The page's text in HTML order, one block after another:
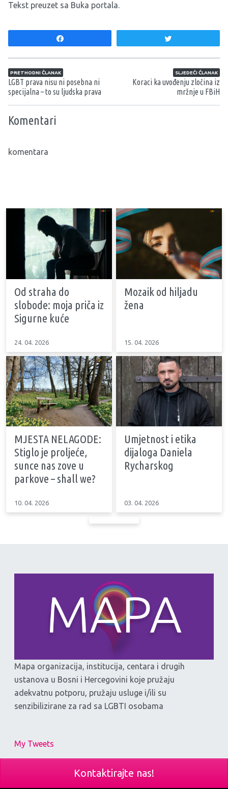
Tekst preuzet sa Buka portala.
Navigacija članaka
PRETHODNI ČLANAK
LGBT prava nisu ni posebna ni
specijalna – to su ljudska prava
SLJEDEĆI ČLANAK
Koraci ka uvođenju zločina iz
mržnje u FBiH
Komentari
komentara
Od straha do
slobode: moja priča iz
Sigurne kuće
24. 04. 2026
Mozaik od hiljadu
žena
15. 04. 2026
MJESTA NELAGODE:
Stiglo je proljeće,
sunce nas zove u
parkove – shall we?
10. 04. 2026
Umjetnost i etika
dijaloga Daniela
Rycharskog
03. 04. 2026
Mapa organizacija, institucija, centara i drugih
ustanova u Bosni i Hercegovini koje pružaju
adekvatnu potporu, pružaju usluge i/ili su
senzibilizirane za rad sa LGBTI osobama
My Tweets
Kontaktirajte nas!